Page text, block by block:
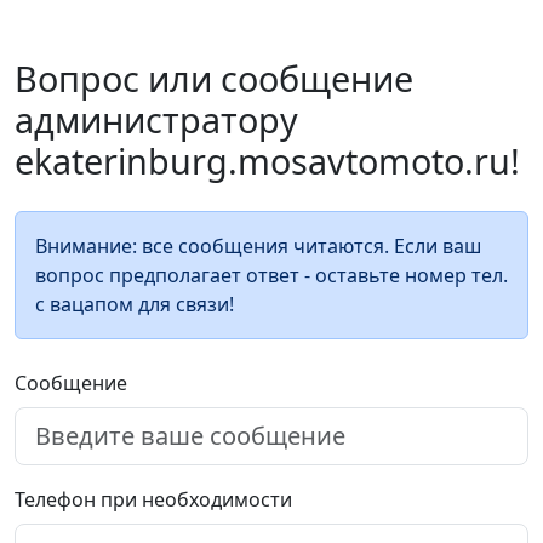
Вопрос или сообщение
администратору
ekaterinburg.mosavtomoto.ru!
Внимание: все сообщения читаются. Если ваш
вопрос предполагает ответ - оставьте номер тел.
с вацапом для связи!
Сообщение
Телефон при необходимости